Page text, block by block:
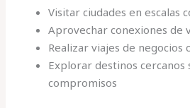
Visitar ciudades en escalas
Aprovechar conexiones de
Realizar viajes de
Explorar destinos cercanos
compromisos